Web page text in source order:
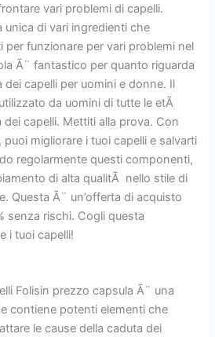
vari problemi di capelli.
unica di vari ingredienti che
funzionare per vari problemi nel
Ã¨ fantastico per quanto riguarda
dei capelli per uomini e donne. Il
da uomini di tutte le etÃ
capelli. Mettiti alla prova. Con
migliorare i tuoi capelli e salvarti
regolarmente questi componenti,
di alta qualitÃ nello stile di
Questa Ã¨ un’offerta di acquisto
senza rischi. Cogli questa
i tuoi capelli!
Folisin prezzo capsula Ã¨ una
contiene potenti elementi che
le cause della caduta dei